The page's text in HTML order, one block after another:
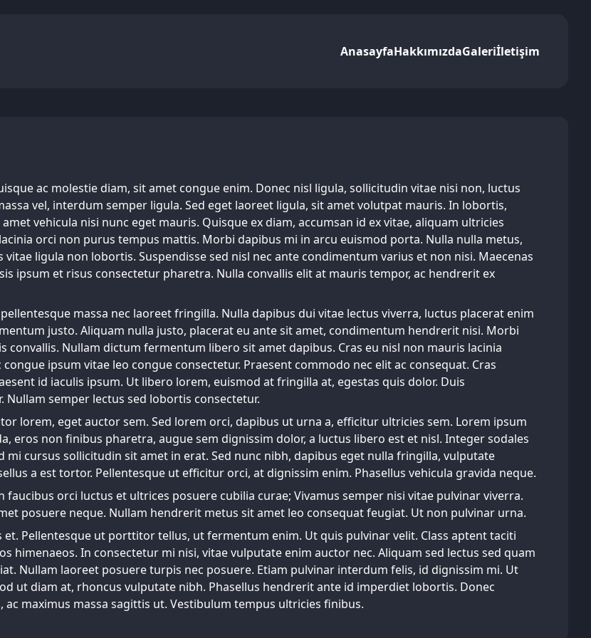
AnasayfaHakkımızdaGaleriİletişim
ac molestie diam, sit amet congue enim. Donec nisl ligula, sollicitudin vitae nisi non, luctus
vel, interdum semper ligula. Sed eget laoreet ligula, sit amet volutpat mauris. In lobortis,
vehicula nisi nunc eget mauris. Quisque ex diam, accumsan id ex vitae, aliquam ultricies
orci non purus tempus mattis. Morbi dapibus mi in arcu euismod porta. Nulla nulla metus,
ligula non lobortis. Suspendisse sed nisl nec ante condimentum varius et non nisi. Maecenas
ipsum et risus consectetur pharetra. Nulla convallis elit at mauris tempor, ac hendrerit ex
massa nec laoreet fringilla. Nulla dapibus dui vitae lectus viverra, luctus placerat enim
justo. Aliquam nulla justo, placerat eu ante sit amet, condimentum hendrerit nisi. Morbi
Nullam dictum fermentum libero sit amet dapibus. Cras eu nisl non mauris lacinia
ipsum vitae leo congue consectetur. Praesent commodo nec elit ac consequat. Cras
id iaculis ipsum. Ut libero lorem, euismod at fringilla at, egestas quis dolor. Duis
semper lectus sed lobortis consectetur.
lorem, eget auctor sem. Sed lorem orci, dapibus ut urna a, efficitur ultricies sem. Lorem ipsum
eros non finibus pharetra, augue sem dignissim dolor, a luctus libero est et nisl. Integer sodales
cursus sollicitudin sit amet in erat. Sed nunc nibh, dapibus eget nulla fringilla, vulputate
a est tortor. Pellentesque ut efficitur orci, at dignissim enim. Phasellus vehicula gravida neque.
orci luctus et ultrices posuere cubilia curae; Vivamus semper nisi vitae pulvinar viverra.
posuere neque. Nullam hendrerit metus sit amet leo consequat feugiat. Ut non pulvinar urna.
Pellentesque ut porttitor tellus, ut fermentum enim. Ut quis pulvinar velit. Class aptent taciti
In consectetur mi nisi, vitae vulputate enim auctor nec. Aliquam sed lectus sed quam
Nullam laoreet posuere turpis nec posuere. Etiam pulvinar interdum felis, id dignissim mi. Ut
ut diam at, rhoncus vulputate nibh. Phasellus hendrerit ante id imperdiet lobortis. Donec
maximus massa sagittis ut. Vestibulum tempus ultricies finibus.